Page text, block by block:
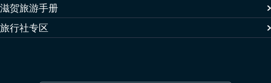
滋贺旅游手册
旅行社专区